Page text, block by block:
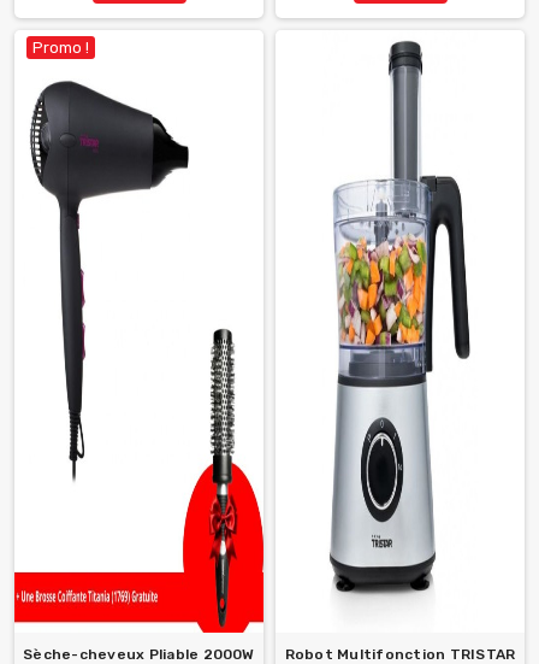
Promo !
Sèche-cheveux Pliable 2000W
Robot Multifonction TRISTAR